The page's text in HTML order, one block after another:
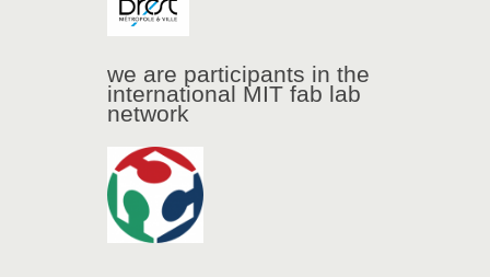
we are participants in the
international MIT fab lab
network